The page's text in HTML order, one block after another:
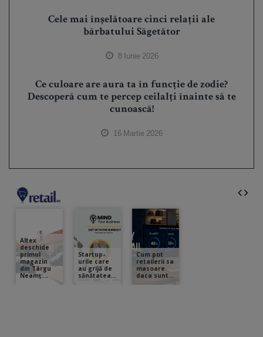
Cele mai înșelătoare cinci relații ale
bărbatului Săgetător
8 Iunie 2026
Ce culoare are aura ta în funcție de zodie?
Descoperă cum te percep ceilalți înainte să te
cunoască!
16 Martie 2026